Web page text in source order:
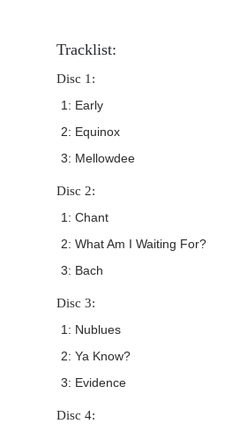
Tracklist:
Disc 1:
1: Early
2: Equinox
3: Mellowdee
Disc 2:
1: Chant
2: What Am I Waiting For?
3: Bach
Disc 3:
1: Nublues
2: Ya Know?
3: Evidence
Disc 4: